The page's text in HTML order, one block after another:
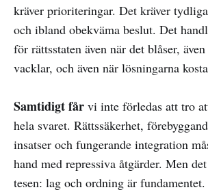
kräver prioriteringar. Det kräver
och ibland obekväma beslut. Det
för rättsstaten även när det blåser,
vacklar, och även när lösningarna
Samtidigt får vi inte förledas att tro
hela svaret. Rättssäkerhet,
insatser och fungerande integration
hand med repressiva åtgärder. Men
tesen: lag och ordning är